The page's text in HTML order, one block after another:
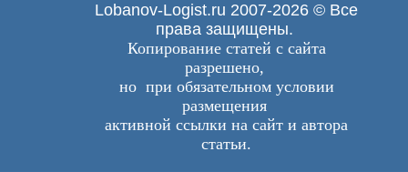
Lobanov-Logist.ru 2007-2026 © Все
права защищены.
Копирование статей с сайта
разрешено,
но при обязательном условии
размещения
активной ссылки на сайт и автора
статьи.